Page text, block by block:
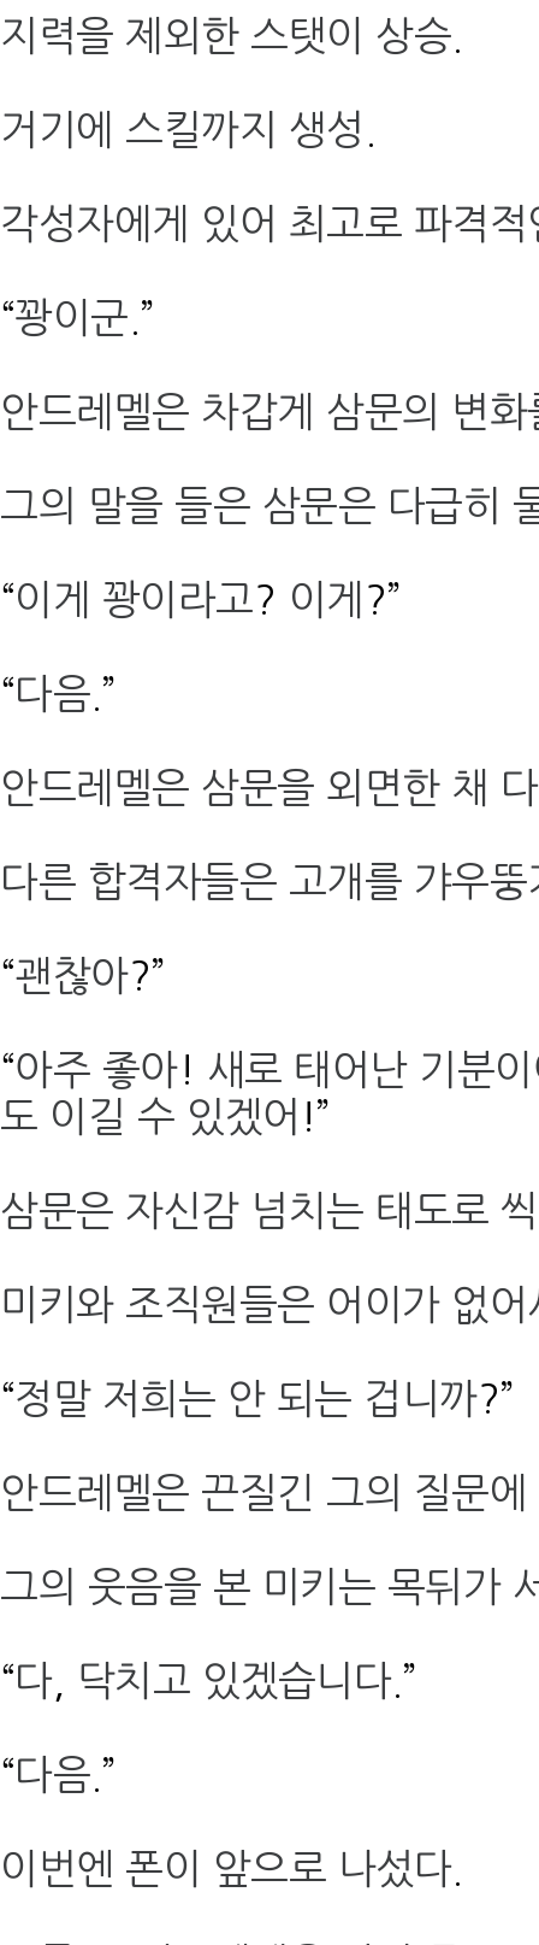
지력을 제외한 스탯이 상승
거기에 스킬까지 생성
각성자에게 있어 최고로 파격
“꽝이군 .”
안드레멜은 차갑게 삼문의 변화
그의 말을 들은 삼문은 다급히
“이게 꽝이라고? 이게 ?”
“다음 .”
안드레멜은 삼문을 외면한 채
다른 합격자들은 고개를 갸우
“괜찮아?”
“아주 좋아! 새로 태어난 기분
도 이길 수 있겠어 !”
삼문은 자신감 넘치는 태도로
미키와 조직원들은 어이가 없
“정말 저희는 안 되는 겁니까?”
안드레멜은 끈질긴 그의 질문
그의 웃음을 본 미키는 목뒤가
“다, 닥치고 있겠습니다.”
“다음 .”
이번엔 폰이 앞으로 나섰다.